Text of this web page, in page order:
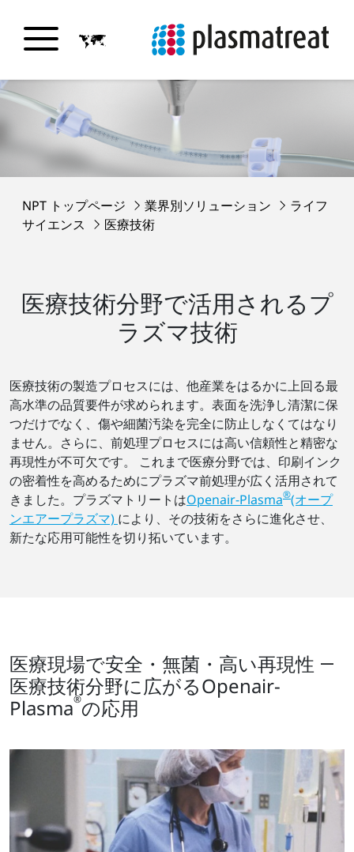
NPT トップページ 業界別ソリューション
ライフ
サイエンス
医療技術
医療技術分野で活用されるプ
ラズマ技術
医療技術の製造プロセスには、他産業をはるかに上回る最
高水準の品質要件が求められます。表面を洗浄し清潔に保
つだけでなく、傷や細菌汚染を完全に防止しなくてはなり
ません。さらに、前処理プロセスには高い信頼性と精密な
再現性が不可欠です。 これまで医療分野では、印刷インク
の密着性を高めるためにプラズマ前処理が広く活用されて
きました。プラズマトリートはOpenair-Plasma®(オープ
ンエアープラズマ) により、その技術をさらに進化させ、
新たな応用可能性を切り拓いています。
医療現場で安全・無菌・高い再現性 ―
医療技術分野に広がるOpenair-
Plasma®の応用